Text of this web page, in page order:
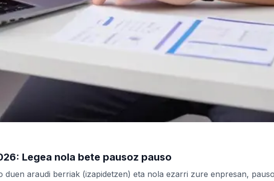
Legea nola bete pausoz pauso
araudi berriak (izapidetzen) eta nola ezarri zure enpresan,